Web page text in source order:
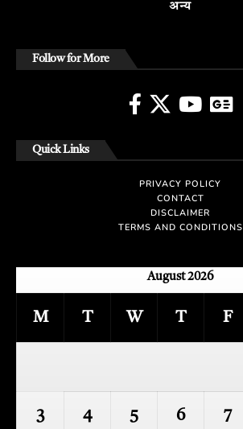
अन्य
Follow for More
Quick Links
PRIVACY POLICY
CONTACT
DISCLAIMER
TERMS AND CONDITIONS
August 2026
M T W T F
3 4 5 6 7